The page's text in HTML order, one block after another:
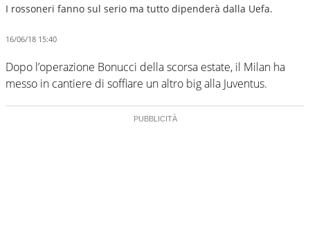
I rossoneri fanno sul serio ma tutto dipenderà dalla Uefa.
16/06/18 15:40
Dopo l’operazione Bonucci della scorsa estate, il Milan ha
messo in cantiere di soffiare un altro big alla Juventus.